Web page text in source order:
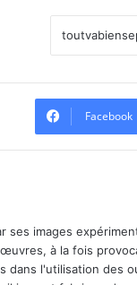
Facebook
ses images
à la fois
dans l'utilisation des